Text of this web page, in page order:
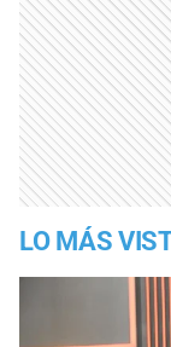
LO MÁS